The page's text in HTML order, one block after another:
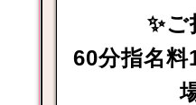
✨
60分指名